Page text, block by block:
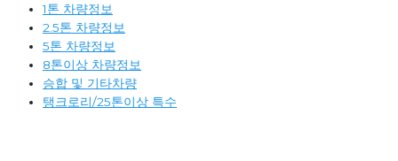
1톤 차량정보
2.5톤 차량정보
5톤 차량정보
8톤이상 차량정보
승합 및 기타차량
탱크로리/25톤이상 특수